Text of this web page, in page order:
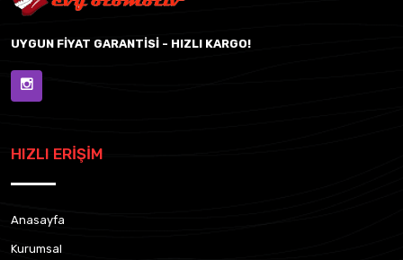
UYGUN FİYAT GARANTİSİ - HIZLI KARGO!
HIZLI ERİŞİM
Anasayfa
Kurumsal